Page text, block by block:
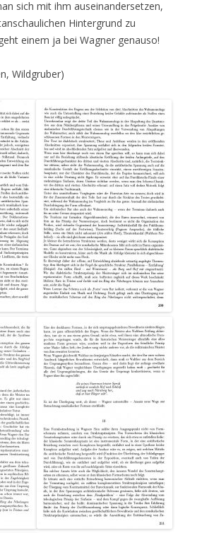
sich mit ihm auseinandersetzen,
Hintergrund zu
einem ja bei Wagner genauso!
Wildgruber)